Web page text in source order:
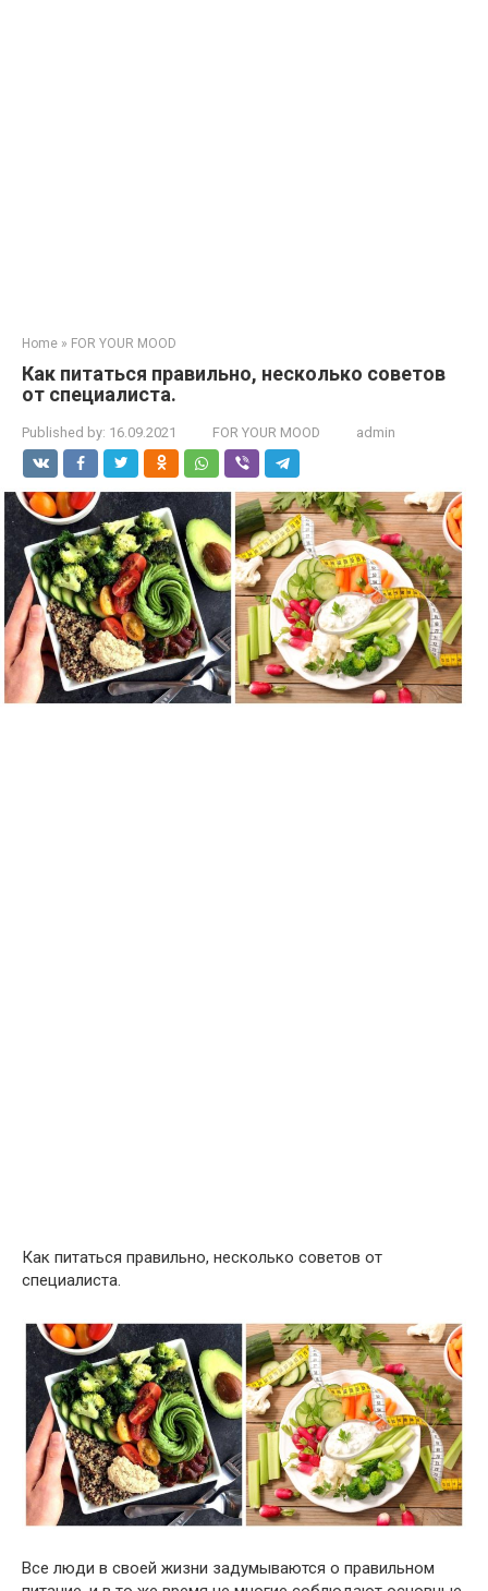
Home » FOR YOUR MOOD
Как питаться правильно, несколько советов
от специалиста.
Published by: 16.09.2021 FOR YOUR MOOD admin
Как питаться правильно, несколько советов от
специалиста.
Все люди в своей жизни задумываются о правильном